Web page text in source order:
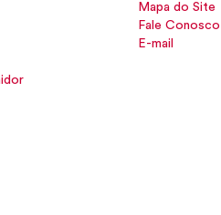
Mapa do Site
Fale Conosco
E-mail